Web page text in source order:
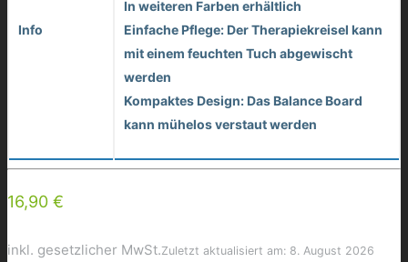
Info
In weiteren Farben erhältlich
Einfache Pflege: Der Therapiekreisel kann
mit einem feuchten Tuch abgewischt
werden
Kompaktes Design: Das Balance Board
kann mühelos verstaut werden
16,90 €
inkl. gesetzlicher MwSt.Zuletzt aktualisiert am: 8. August 2026